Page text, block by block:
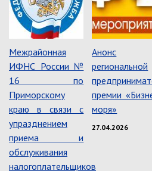
Схема
Программа
развития систем
Подготовка к
сезону
Тарифы,
управление
Межрайонная
ИФНС России №
16 по
Приморскому
краю в связи с
упразднением
приема и
обслуживания
налогоплательщиков
Анонс
региональной
премии
моря»
27.04.2026